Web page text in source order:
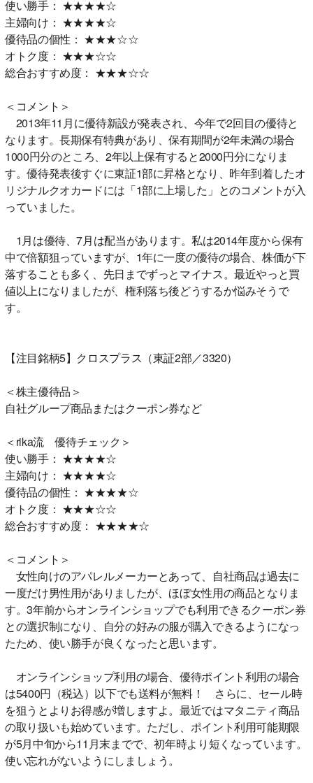
使い勝手： ★★★★☆
主婦向け： ★★★★☆
優待品の個性： ★★★☆☆
オトク度： ★★★☆☆
総合おすすめ度： ★★★☆☆
＜コメント＞
2013年11月に優待新設が発表され、今年で2回目の優待と
なります。長期保有特典があり、保有期間が2年未満の場合
1000円分のところ、2年以上保有すると2000円分になりま
す。優待発表後すぐに東証1部に昇格となり、昨年到着したオ
リジナルクオカードには「1部に上場した」とのコメントが入
っていました。
1月は優待、7月は配当があります。私は2014年度から保有
中で倍額狙っていますが、1年に一度の優待の場合、株価が下
落することも多く、先日までずっとマイナス。最近やっと買
値以上になりましたが、権利落ち後どうするか悩みそうで
す。
【注目銘柄5】クロスプラス（東証2部／3320）
＜株主優待品＞
自社グループ商品またはクーポン券など
＜rika流 優待チェック＞
使い勝手： ★★★★☆
主婦向け： ★★★★☆
優待品の個性： ★★★★☆
オトク度： ★★★☆☆
総合おすすめ度： ★★★★☆
＜コメント＞
女性向けのアパレルメーカーとあって、自社商品は過去に
一度だけ男性用がありましたが、ほぼ女性用の商品となりま
す。3年前からオンラインショップでも利用できるクーポン券
との選択制になり、自分の好みの服が購入できるようになっ
たため、使い勝手が良くなったと思います。
オンラインショップ利用の場合、優待ポイント利用の場合
は5400円（税込）以下でも送料が無料！ さらに、セール時
を狙うとよりお得感が増しますよ。最近ではマタニティ商品
の取り扱いも始めています。ただし、ポイント利用可能期限
が5月中旬から11月末までで、初年時より短くなっています。
使い忘れがないようにしましょう。